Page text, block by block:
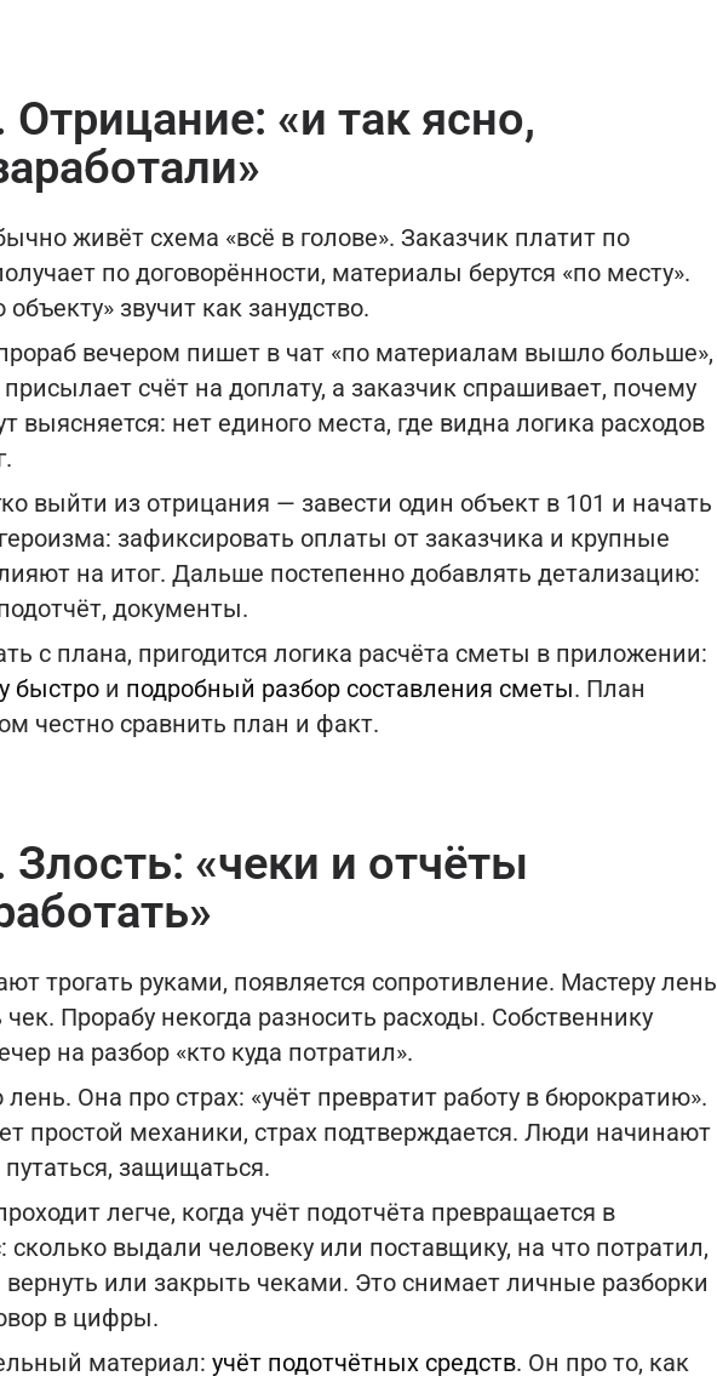
«и так ясно,
живёт схема «всё в голове». Заказчик платит по
по договорённости, материалы берутся «по месту».
звучит как занудство.
вечером пишет в чат «по материалам вышло больше»,
счёт на доплату, а заказчик спрашивает, почему
выясняется: нет единого места, где видна логика расходов
выйти из отрицания — завести один объект в 101 и начать
зафиксировать оплаты от заказчика и крупные
на итог. Дальше постепенно добавлять детализацию:
документы.
с плана, пригодится логика расчёта сметы в приложении:
быстро и подробный разбор составления сметы. План
честно сравнить план и факт.
Злость: «чеки и отчёты
трогать руками, появляется сопротивление. Мастеру лень
Прорабу некогда разносить расходы. Собственнику
на разбор «кто куда потратил».
лень. Она про страх: «учёт превратит работу в бюрократию».
простой механики, страх подтверждается. Люди начинают
путаться, защищаться.
легче, когда учёт подотчёта превращается в
выдали человеку или поставщику, на что потратил,
вернуть или закрыть чеками. Это снимает личные разборки
в цифры.
материал: учёт подотчётных средств. Он про то, как